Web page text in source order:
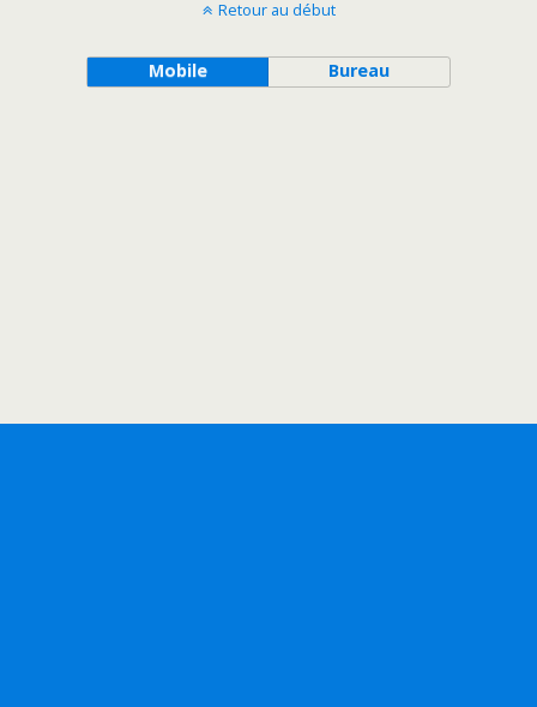
Retour au début
Mobile Bureau